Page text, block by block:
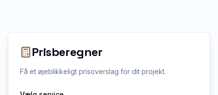
Prisberegner
Få et øjeblikkeligt prisoverslag for dit projekt.